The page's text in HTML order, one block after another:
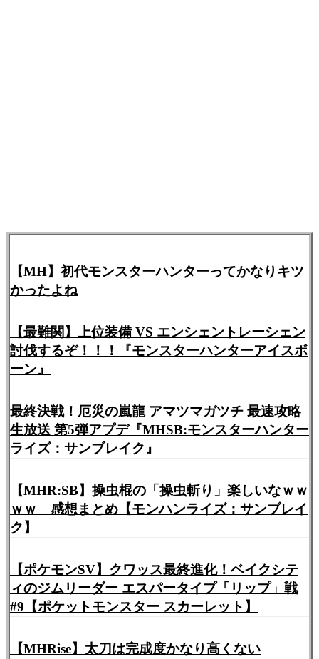
【MH】初代モンスターハンターってかなりキツ
かったよね
【最難関】上位装備 VS エンシェントレーシェン
討伐するぞ！！！『モンスターハンターアイスボ
ーン』
最終決戦！厄災の嵐龍 アマツマガツチ 最速攻略
生放送 第5弾アプデ『MHSB:モンスターハンター
ライズ：サンブレイク』
【MHR:SB】操虫棍の「操虫斬り」楽しいなｗｗ
ｗｗ 感想まとめ【モンハンライズ：サンブレイ
ク】
【ポケモンSV】クワッス最終進化！ベイクシテ
ィのジムリーダー エスパータイプ「リップ」戦
#9【ポケットモンスター スカーレット】
【MHRise】太刀は完成度かなり高くない